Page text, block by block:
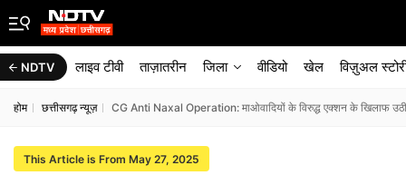
NDTV लाइव टीवी ताज़ातरीन जिला वीडियो खेल विज़ुअल
होम छत्तीसगढ़ न्यूज़ CG Anti Naxal Operation: माओवादियों के विरुद्ध एक्शन के खिलाफ उठी
This Article is From May 27, 2025